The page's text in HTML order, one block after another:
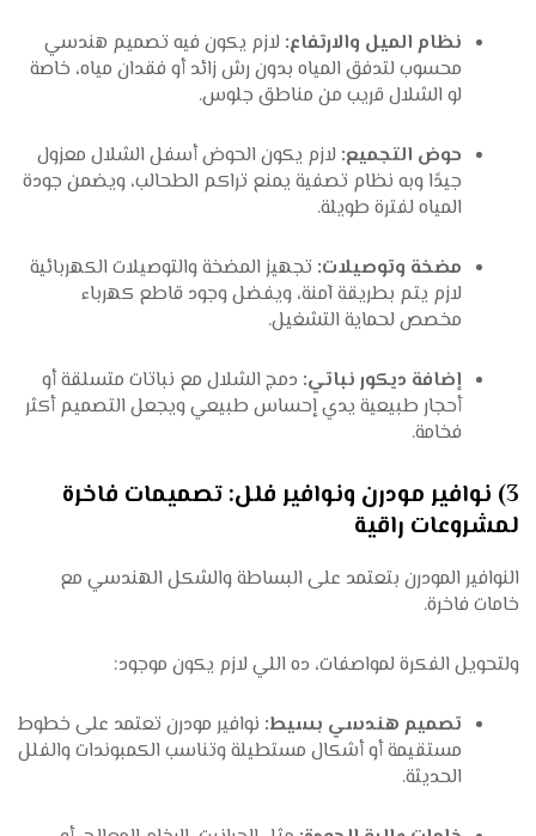
نظام الميل والارتفاع: لازم يكون فيه تصميم هندسي
محسوب لتدفق المياه بدون رش زائد أو فقدان مياه، خاصة
لو الشلال قريب من مناطق جلوس.
حوض التجميع: لازم يكون الحوض أسفل الشلال معزول
جيدًا وبه نظام تصفية يمنع تراكم الطحالب، ويضمن جودة
المياه لفترة طويلة.
مضخة وتوصيلات: تجهيز المضخة والتوصيلات الكهربائية
لازم يتم بطريقة آمنة، ويفضل وجود قاطع كهرباء
مخصص لحماية التشغيل.
إضافة ديكور نباتي: دمج الشلال مع نباتات متسلقة أو
أحجار طبيعية يدي إحساس طبيعي ويجعل التصميم أكثر
فخامة.
3) نوافير مودرن ونوافير فلل: تصميمات فاخرة
لمشروعات راقية
النوافير المودرن بتعتمد على البساطة والشكل الهندسي مع
خامات فاخرة.
ولتحويل الفكرة لمواصفات، ده اللي لازم يكون موجود:
تصميم هندسي بسيط: نوافير مودرن تعتمد على خطوط
مستقيمة أو أشكال مستطيلة وتناسب الكمبوندات والفلل
الحديثة.